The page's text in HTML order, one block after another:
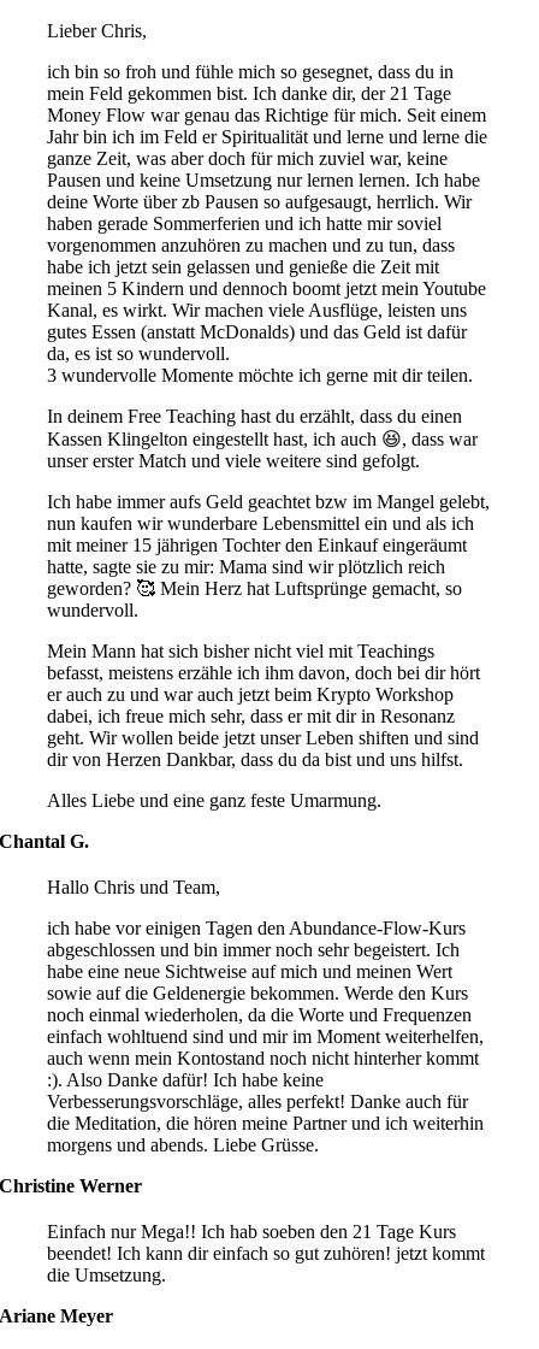
Lieber Chris,
ich bin so froh und fühle mich so gesegnet, dass du in
mein Feld gekommen bist. Ich danke dir, der 21 Tage
Money Flow war genau das Richtige für mich. Seit einem
Jahr bin ich im Feld er Spiritualität und lerne und lerne die
ganze Zeit, was aber doch für mich zuviel war, keine
Pausen und keine Umsetzung nur lernen lernen. Ich habe
deine Worte über zb Pausen so aufgesaugt, herrlich. Wir
haben gerade Sommerferien und ich hatte mir soviel
vorgenommen anzuhören zu machen und zu tun, dass
habe ich jetzt sein gelassen und genieße die Zeit mit
meinen 5 Kindern und dennoch boomt jetzt mein Youtube
Kanal, es wirkt. Wir machen viele Ausflüge, leisten uns
gutes Essen (anstatt McDonalds) und das Geld ist dafür
da, es ist so wundervoll.
3 wundervolle Momente möchte ich gerne mit dir teilen.
In deinem Free Teaching hast du erzählt, dass du einen
Kassen Klingelton eingestellt hast, ich auch 😆, dass war
unser erster Match und viele weitere sind gefolgt.
Ich habe immer aufs Geld geachtet bzw im Mangel gelebt,
nun kaufen wir wunderbare Lebensmittel ein und als ich
mit meiner 15 jährigen Tochter den Einkauf eingeräumt
hatte, sagte sie zu mir: Mama sind wir plötzlich reich
geworden? 🥰 Mein Herz hat Luftsprünge gemacht, so
wundervoll.
Mein Mann hat sich bisher nicht viel mit Teachings
befasst, meistens erzähle ich ihm davon, doch bei dir hört
er auch zu und war auch jetzt beim Krypto Workshop
dabei, ich freue mich sehr, dass er mit dir in Resonanz
geht. Wir wollen beide jetzt unser Leben shiften und sind
dir von Herzen Dankbar, dass du da bist und uns hilfst.
Alles Liebe und eine ganz feste Umarmung.
Chantal G.
Hallo Chris und Team,
ich habe vor einigen Tagen den Abundance-Flow-Kurs
abgeschlossen und bin immer noch sehr begeistert. Ich
habe eine neue Sichtweise auf mich und meinen Wert
sowie auf die Geldenergie bekommen. Werde den Kurs
noch einmal wiederholen, da die Worte und Frequenzen
einfach wohltuend sind und mir im Moment weiterhelfen,
auch wenn mein Kontostand noch nicht hinterher kommt
:). Also Danke dafür! Ich habe keine
Verbesserungsvorschläge, alles perfekt! Danke auch für
die Meditation, die hören meine Partner und ich weiterhin
morgens und abends. Liebe Grüsse.
Christine Werner
Einfach nur Mega!! Ich hab soeben den 21 Tage Kurs
beendet! Ich kann dir einfach so gut zuhören! jetzt kommt
die Umsetzung.
Ariane Meyer